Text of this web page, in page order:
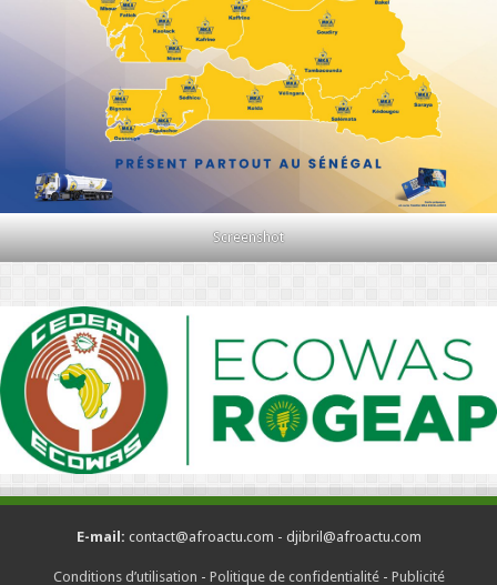
Screenshot
E-mail: contact@afroactu.com - djibril@afroactu.com
Conditions d’utilisation - Politique de confidentialité- Publicité